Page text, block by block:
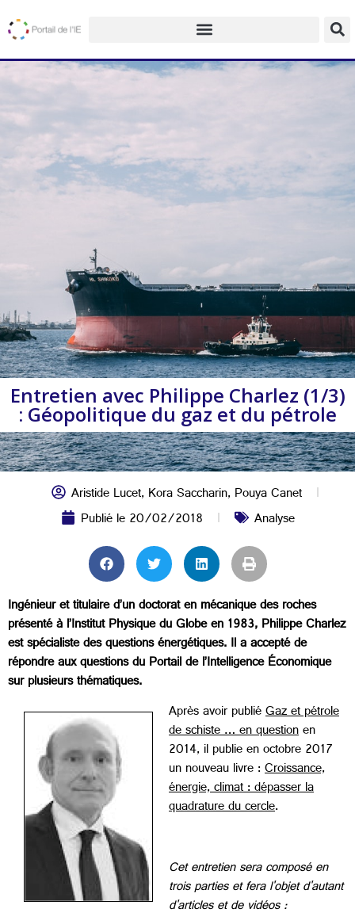
Entretien avec Philippe Charlez (1/3)
: Géopolitique du gaz et du pétrole
Aristide Lucet,Kora Saccharin,Pouya Canet
Publié le20/02/2018 Analyse
Ingénieur et titulaire d’un doctorat en mécanique des roches
présenté à l’Institut Physique du Globe en 1983, Philippe Charlez
est spécialiste des questions énergétiques. Il a accepté de
répondre aux questions du Portail de l’Intelligence Économique
sur plusieurs thématiques.
Après avoir publiéGaz et pétrole
de schiste … en questionen
2014, il publie en octobre 2017
un nouveau livre :Croissance,
énergie, climat : dépasser la
quadrature du cercle.
Cet entretien sera composé en
trois parties et fera l'objet d'autant
d'articles et de vidéos :